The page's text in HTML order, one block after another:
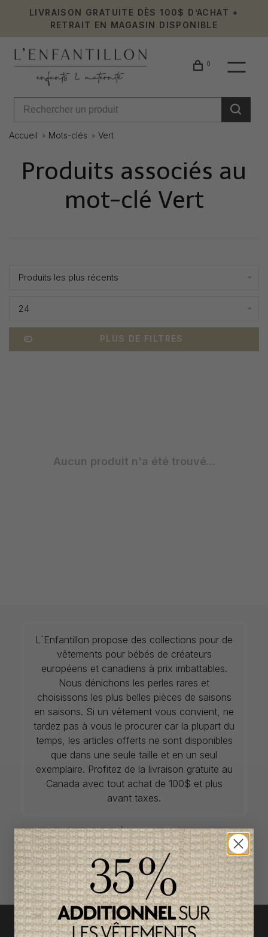
LIVRAISON GRATUITE DÈS 100$ D’ACHAT +
RETRAIT EN MAGASIN DISPONIBLE
0
Accueil Mots-clés Vert
Produits associés au
mot-clé Vert
Produits les plus récents
24
PLUS DE FILTRES
Aucun produit n'a été trouvé...
L`Enfantillon propose des collections pour de
vêtements pour bébés de créateurs
européens et canadiens à prix imbattables.
Nous dénichons les perles rares et
choisissons les plus belles pièces de saisons
en saisons. Si un vêtement vous convient, ne
tardez pas à vous le procurer car la plupart du
temps, les articles offerts ne sont disponibles
que dans une seule taille et en un seul
exemplaire. Profitez de la livraison gratuite au
Canada avec tout achat de 100$ et plus
avant taxes.
ACCÈS RAPIDE
magasinez par catégorie